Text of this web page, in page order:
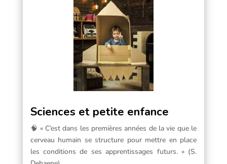
Sciences et petite enfance
🧠 « C’est dans les premières années de la vie que le
cerveau humain se structure pour mettre en place
les conditions de ses apprentissages futurs. » (S.